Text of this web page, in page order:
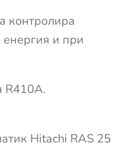
контролира
енергия и при
R410A.
Hitachi RAS 25